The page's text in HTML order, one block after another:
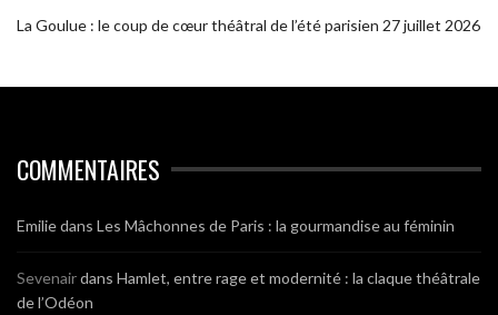
La Goulue : le coup de cœur théâtral de l’été parisien 27 juillet 2026
COMMENTAIRES
Emiliedans Les Mâchonnes de Paris : la gourmandise au féminin
Sevenairdans Hamlet, entre rage et modernité : la claque théâtrale
de l’Odéon